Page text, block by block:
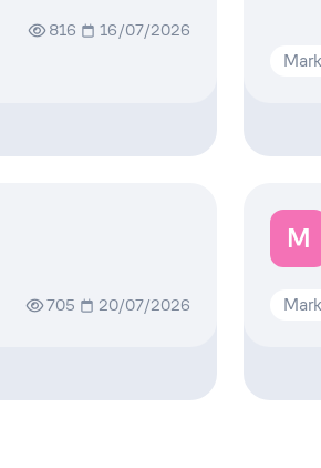
816 16/07/2026
705 20/07/2026
M